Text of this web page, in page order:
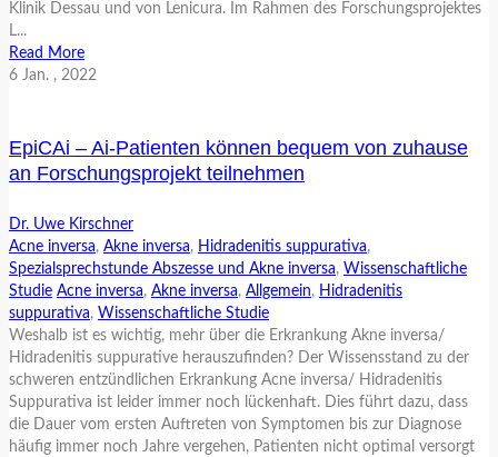
Klinik Dessau und von Lenicura. Im Rahmen des Forschungsprojektes
L...
Read More
6 Jan. , 2022
EpiCAi – Ai-Patienten können bequem von zuhause
an Forschungsprojekt teilnehmen
Dr. Uwe Kirschner
Acne inversa, Akne inversa, Hidradenitis suppurativa,
Spezialsprechstunde Abszesse und Akne inversa, Wissenschaftliche
Studie Acne inversa, Akne inversa, Allgemein, Hidradenitis
suppurativa, Wissenschaftliche Studie
Weshalb ist es wichtig, mehr über die Erkrankung Akne inversa/
Hidradenitis suppurative herauszufinden? Der Wissensstand zu der
schweren entzündlichen Erkrankung Acne inversa/ Hidradenitis
Suppurativa ist leider immer noch lückenhaft. Dies führt dazu, dass
die Dauer vom ersten Auftreten von Symptomen bis zur Diagnose
häufig immer noch Jahre vergehen, Patienten nicht optimal versorgt